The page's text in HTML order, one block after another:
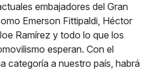
embajadores del Gran
Emerson Fittipaldi, Héctor
Ramírez y todo lo que los
esperan. Con el
categoría a nuestro país, habrá